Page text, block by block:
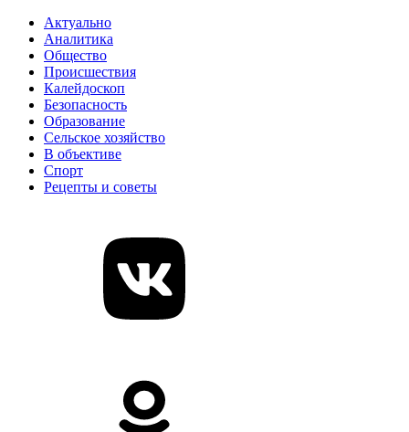
Актуально
Аналитика
Общество
Происшествия
Калейдоскоп
Безопасность
Образование
Сельское хозяйство
В объективе
Спорт
Рецепты и советы